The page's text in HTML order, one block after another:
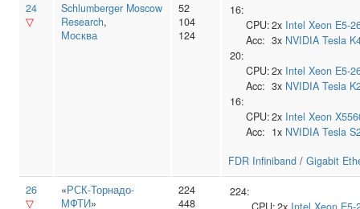
24
▽
Schlumberger Moscow
Research,
Москва
52
104
124
16:
CPU:2x Intel Xeon E5-
Acc: 3x NVIDIA Tesla
20:
CPU:2x Intel Xeon E5-
Acc: 3x NVIDIA Tesla
16:
CPU:2x Intel Xeon
Acc: 1x NVIDIA Tesla
FDR Infiniband / Gigabit
26
▽
«РСК-Торнадо-
МФТИ»
224
448
224: